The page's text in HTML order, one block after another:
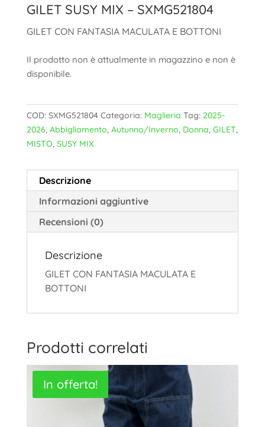
GILET SUSY MIX – SXMG521804
GILET CON FANTASIA MACULATA E BOTTONI
Il prodotto non è attualmente in magazzino e non è
disponibile.
COD: SXMG521804 Categoria: Maglieria Tag: 2025-
2026, Abbigliamento, Autunno/Inverno, Donna, GILET,
MISTO, SUSY MIX
Descrizione
Informazioni aggiuntive
Recensioni (0)
Descrizione
GILET CON FANTASIA MACULATA E
BOTTONI
Prodotti correlati
In offerta!